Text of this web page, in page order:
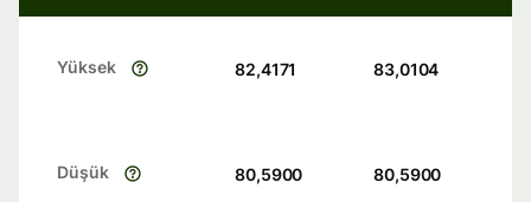
Yüksek 82,4171 83,0104
Düşük 80,5900 80,5900